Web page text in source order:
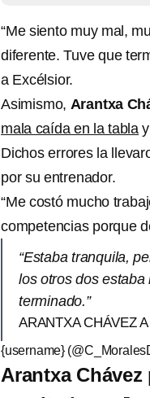
“Me siento muy mal,
diferente. Tuve que
a Excélsior.
Asimismo, Arantxa
mala caída en la tabla
Dichos errores la
por su entrenador.
“Me costó mucho
competencias porque
“Estaba tranquila,
los otros dos
terminado.”
ARANTXA CHÁVEZ
{username}
Arantxa